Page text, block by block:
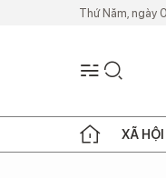
Thứ Năm,
XÃ HỘI